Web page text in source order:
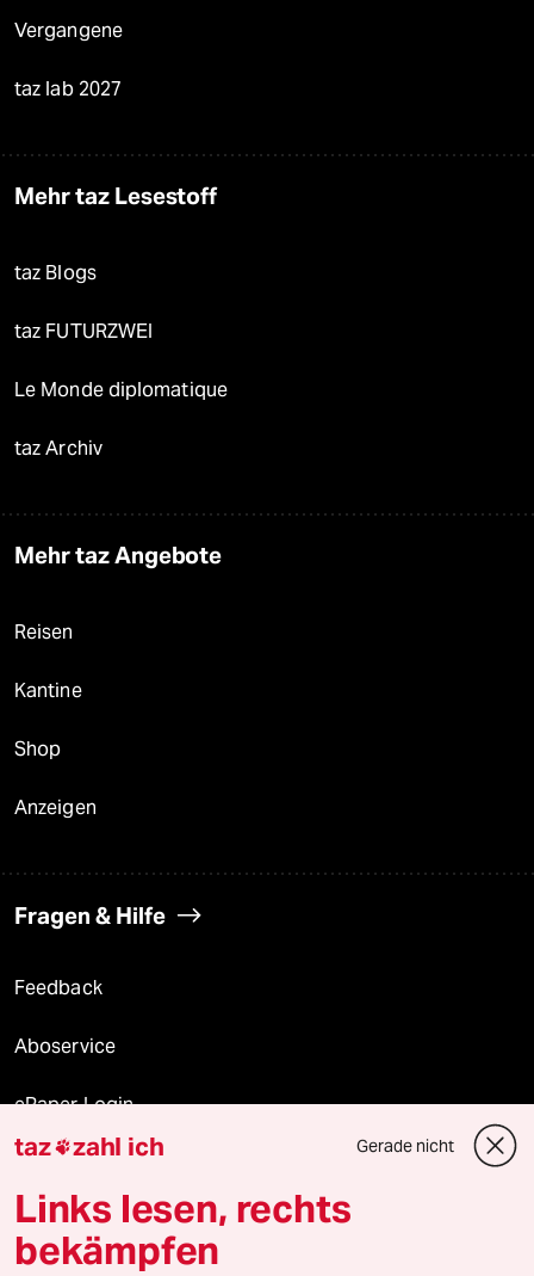
Vergangene
taz lab 2027
Mehr taz Lesestoff
taz Blogs
taz FUTURZWEI
Le Monde diplomatique
taz Archiv
Mehr taz Angebote
Reisen
Kantine
Shop
Anzeigen
Fragen & Hilfe
Feedback
Aboservice
ePaper Login
Downloads für Abonnierende
taz zahl ich Gerade nicht
Links lesen, rechts
bekämpfen